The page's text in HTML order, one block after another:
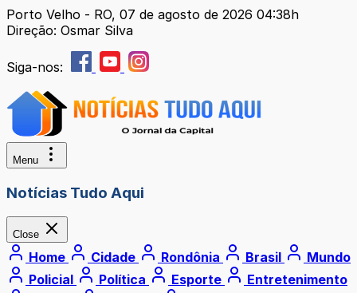
Porto Velho - RO, 07 de agosto de 2026 04:38h
Direção: Osmar Silva
Siga-nos:
Menu
Notícias Tudo Aqui
Close
Home Cidade Rondônia Brasil
Mundo
Policial
Política Esporte
Entretenimento